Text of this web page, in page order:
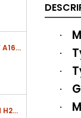
SAMSUNG GALAXY A16 4G (4GO/128GO)
PNEU NEUF KAPSEN H202 225/60 R18 100H
·
·
·
·
·